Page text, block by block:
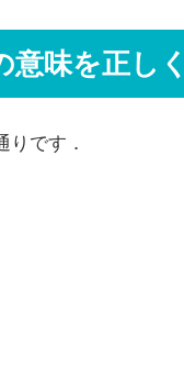
意味を正し
りです．